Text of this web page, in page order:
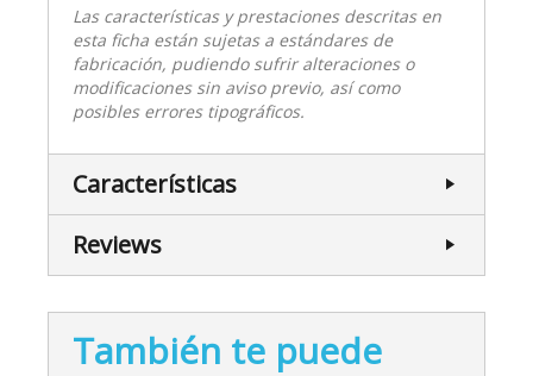
Las características y prestaciones descritas en
esta ficha están sujetas a estándares de
fabricación, pudiendo sufrir alteraciones o
modificaciones sin aviso previo, así como
posibles errores tipográficos.
Características
Reviews
También te puede